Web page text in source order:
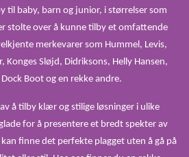
til baby, barn og junior, i størrelser som
stolte over å kunne tilby et omfattende
merkevarer som Hummel, Levis,
Konges Sløjd, Didriksons, Helly Hansen,
Boot og en rekke andre.
å tilby klær og stilige løsninger i ulike
for å presentere et bredt spekter av
finne det perfekte plagget uten å gå på